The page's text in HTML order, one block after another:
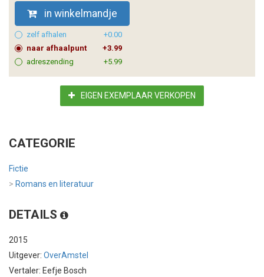
in winkelmandje
zelf afhalen
+0.00
naar afhaalpunt
+3.99
adreszending
+5.99
EIGEN EXEMPLAAR VERKOPEN
CATEGORIE
Fictie
> Romans en literatuur
DETAILS
2015
Uitgever: OverAmstel
Vertaler: Eefje Bosch